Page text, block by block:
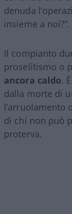
denuda
insieme a noi?”.
Il compianto
proselitismo o
ancora caldo.
dalla morte di
l’arruolamento
di chi non può
proterva.